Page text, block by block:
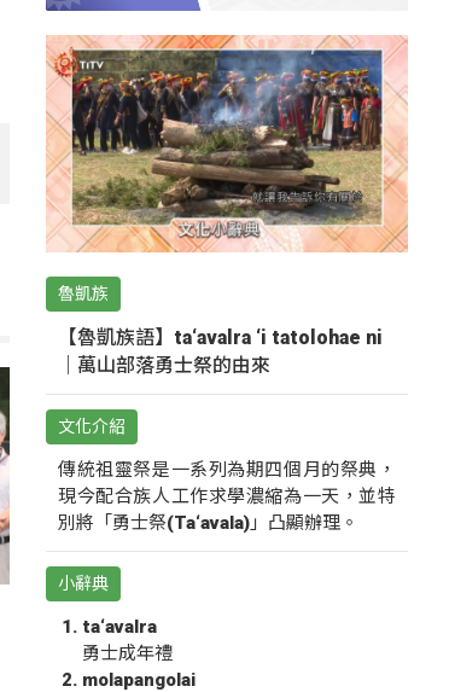
魯凱族
【魯凱族語】ta‘avalra ‘i tatolohae ni
｜萬山部落勇士祭的由來
文化介紹
傳統祖靈祭是一系列為期四個月的祭典，
現今配合族人工作求學濃縮為一天，並特
別將「勇士祭(Ta‘avala)」凸顯辦理。
小辭典
ta‘avalra
勇士成年禮
molapangolai